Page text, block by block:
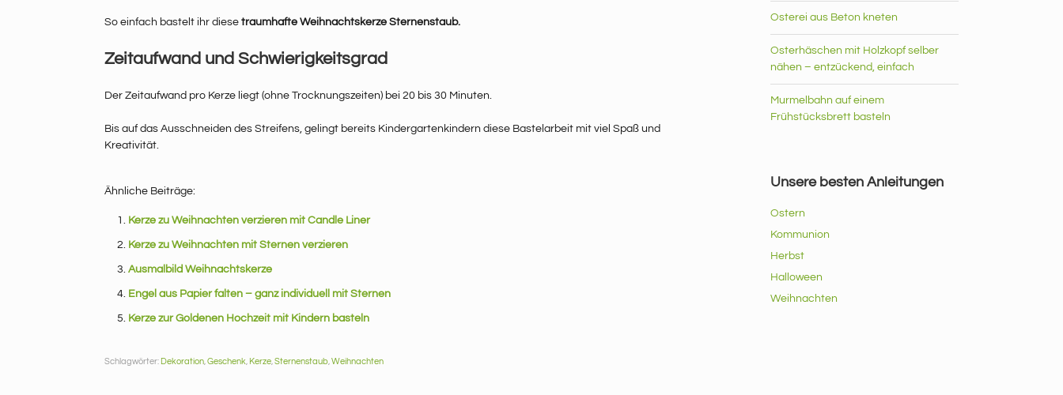
So einfach bastelt ihr diese traumhafte Weihnachtskerze Sternenstaub.
Zeitaufwand und Schwierigkeitsgrad
Der Zeitaufwand pro Kerze liegt (ohne Trocknungszeiten) bei 20 bis 30 Minuten.
Bis auf das Ausschneiden des Streifens, gelingt bereits Kindergartenkindern diese Bastelarbeit mit viel Spaß und
Kreativität.
Ähnliche Beiträge:
Kerze zu Weihnachten verzieren mit Candle Liner
Kerze zu Weihnachten mit Sternen verzieren
Ausmalbild Weihnachtskerze
Engel aus Papier falten – ganz individuell mit Sternen
Kerze zur Goldenen Hochzeit mit Kindern basteln
Schlagwörter: Dekoration,Geschenk, Kerze,Sternenstaub,Weihnachten
Osterei aus Beton kneten
Osterhäschen mit Holzkopf selber
nähen – entzückend, einfach
Murmelbahn auf einem
Frühstücksbrett basteln
Unsere besten Anleitungen
Ostern
Kommunion
Herbst
Halloween
Weihnachten